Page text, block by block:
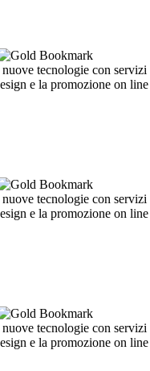
tecnologie con
e la promozione on
tecnologie con
e la promozione on
tecnologie con
e la promozione on